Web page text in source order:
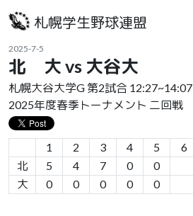
札幌学生野球連盟
2025-7-5
北 大 vs 大谷大
札幌大谷大学G 第2試合 12:27~14:07
2025年度春季トーナメント 二回戦
1 2 3 4 5 6
北
5 4 7 0 0
大
0 0 0 0 0